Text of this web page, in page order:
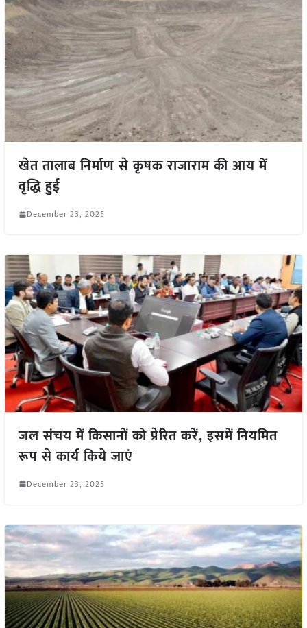
खेत तालाब निर्माण से कृषक राजाराम की आय में
वृद्धि हुई
December 23, 2025
जल संचय में किसानों को प्रेरित करें, इसमें नियमित
रूप से कार्य किये जाएं
December 23, 2025